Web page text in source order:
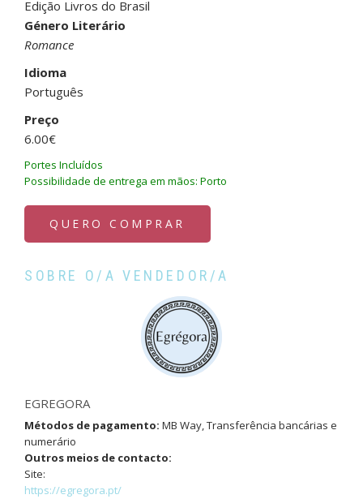
Edição Livros do Brasil
Género Literário
Romance
Idioma
Português
Preço
6.00€
Portes Incluídos
Possibilidade de entrega em mãos: Porto
QUERO COMPRAR
SOBRE O/A VENDEDOR/A
EGREGORA
Métodos de pagamento: MB Way, Transferência bancárias e
numerário
Outros meios de contacto:
Site:
https://egregora.pt/